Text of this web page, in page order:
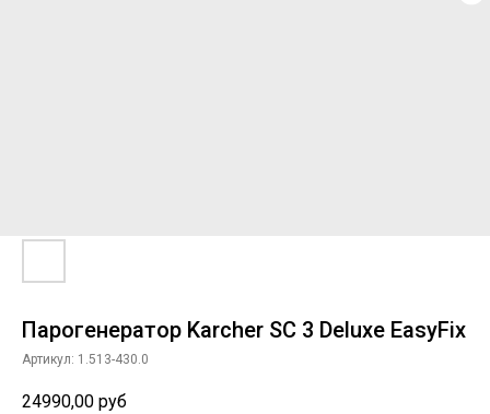
Парогенератор Karcher SC 3 Deluxe EasyFix
Артикул: 1.513-430.0
24990,00 руб